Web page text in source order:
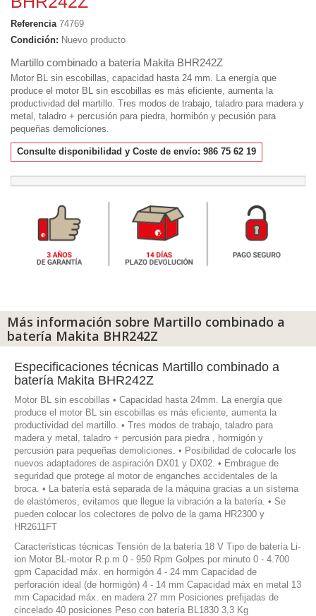
Referencia 74769
Condición: Nuevo producto
Martillo combinado a batería Makita BHR242Z
Motor BL sin escobillas, capacidad hasta 24 mm. La energía que
produce el motor BL sin escobillas es más eficiente, aumenta la
productividad del martillo. Tres modos de trabajo, taladro para madera y
metal, taladro + percusión para piedra, hormibón y pecusión para
pequeñas demoliciones.
Consulte disponibilidad y Coste de envío: 986 75 62 19
Más información sobre Martillo combinado a
batería Makita BHR242Z
Especificaciones técnicas Martillo combinado a
batería Makita BHR242Z
Motor BL sin escobillas • Capacidad hasta 24mm. La energía que
produce el motor BL sin escobillas es más eficiente, aumenta la
productividad del martillo. • Tres modos de trabajo, taladro para
madera y metal, taladro + percusión para piedra , hormigón y
percusión para pequeñas demoliciones. • Posibilidad de colocarle los
nuevos adaptadores de aspiración DX01 y DX02. • Embrague de
seguridad que protege al motor de enganches accidentales de la
broca. • La batería está separada de la máquina gracias a un sistema
de elastómeros, evitamos que llegue la vibración a la batería. • Se
pueden colocar los colectores de polvo de la gama HR2300 y
HR2611FT
Características técnicas Tensión de la batería 18 V Tipo de batería Li-
ion Motor BL-motor R.p.m 0 - 950 Rpm Golpes por minuto 0 - 4.700
gpm Capacidad máx. en hormigón 4 - 24 mm Capacidad de
perforación ideal (de hormigón) 4 - 14 mm Capacidad máx en metal 13
mm Capacidad máx. en madera 27 mm Posiciones prefijadas de
cincelado 40 posiciones Peso con batería BL1830 3,3 Kg